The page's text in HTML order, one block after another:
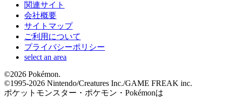
関連サイト
会社概要
サイトマップ
ご利用について
プライバシーポリシー
select an area
©2026 Pokémon.
©1995-2026 Nintendo/Creatures Inc./GAME FREAK inc.
ポケットモンスター・ポケモン・Pokémonは